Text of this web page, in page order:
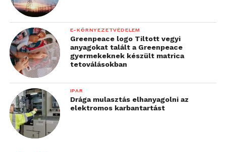
E-KÖRNYEZETVÉDELEM
Greenpeace logo Tiltott vegyi
anyagokat talált a Greenpeace
gyermekeknek készült matrica
tetoválásokban
IPAR
Drága mulasztás elhanyagolni az
elektromos karbantartást